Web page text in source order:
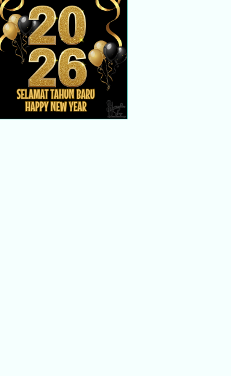
Tahun Baru dan Perjalanan
Hidup Seterusnya